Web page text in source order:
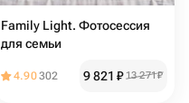
Family Light. Фотосессия
для семьи
4.90302 9 821 ₽ 13 271₽